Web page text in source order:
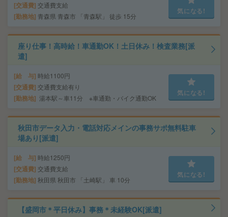
交通費 交通費支給
勤務地 青森県 青森市 「青森駅」 徒歩 15分
気になる!
座り仕事！高時給！車通勤OK！土日休み！検査業務[派
遣]
給 与 時給1100円
交通費 交通費支給有り
勤務地 湯本駅～車11分 ※車通勤・バイク通勤OK
気になる!
秋田市データ入力・電話対応メインの事務サポ無料駐車
場あり[派遣]
給 与 時給1250円
交通費 交通費支給
勤務地 秋田県 秋田市 「土崎駅」 車 10分
気になる!
【盛岡市＊平日休み】事務＊未経験OK[派遣]